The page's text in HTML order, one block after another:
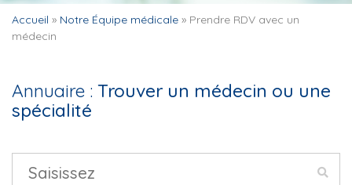
Accueil » Notre Équipe médicale » Prendre RDV avec un
médecin
Annuaire : Trouver un médecin ou une
spécialité